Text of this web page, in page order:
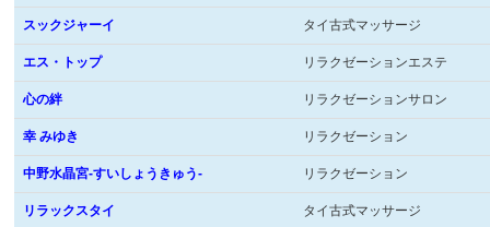
スックジャーイ タイ古式マッサージ
エス・トップ リラクゼーションエステ
心の絆 リラクゼーションサロン
幸 みゆき リラクゼーション
中野水晶宮-すいしょうきゅう- リラクゼーション
リラックスタイ タイ古式マッサージ